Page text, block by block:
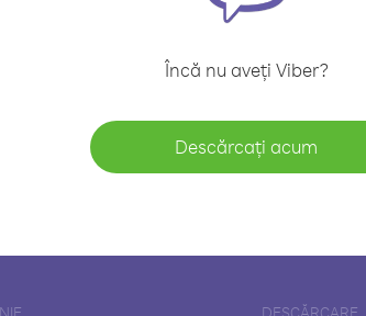
Încă nu aveți Viber?
Descărcați acum
DESCĂRCARE